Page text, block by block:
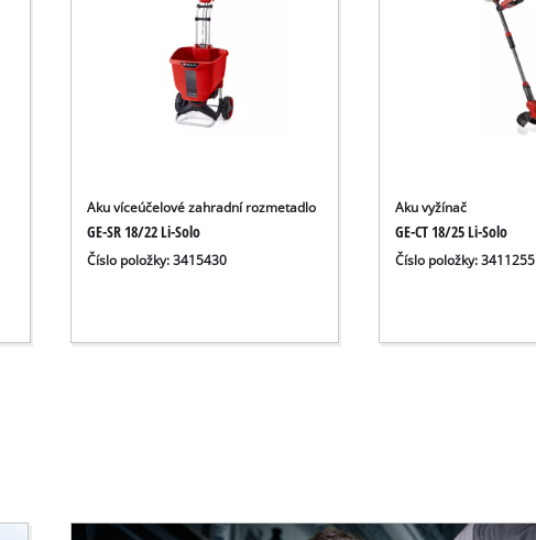
Aku víceúčelové zahradní rozmetadlo
GE-SR 18/22 Li-Solo
Číslo položky: 3415430
Aku vyžínač
GE-CT 18/25 Li-Solo
Číslo položky: 3411255